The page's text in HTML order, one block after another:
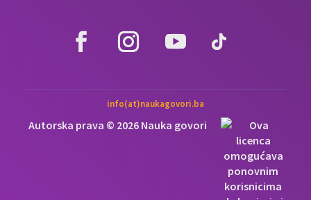
info(at)naukagovori.ba
Autorska prava © 2026 Nauka govori